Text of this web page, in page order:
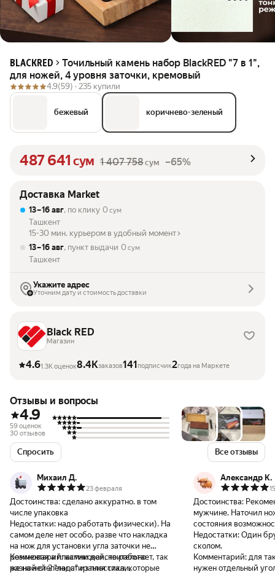
BLACKRED
Точильный камень набор BlackRED "7 в 1",
для ножей, 4 уровня заточки, кремовый
4.9(59) · 235 купили
бежевый коричнево-зеленый
487 641 сум 1 407 758сум –65%
Доставка Market
13 – 16 авг, по клику 0 сум
Ташкент
15-30 мин. курьером в удобный момент
13 – 16 авг, пункт выдачи 0 сум
Ташкент
Укажите адрес
Уточним дату и стоимость доставки
Black RED
Магазин
4.61.3K оценок8.4Kзаказов141подписчик2года на Маркете
Отзывы и вопросы
4.9
59 оценок
30 отзывов
Спросить Все отзывы
Михаил Д.
23 февраля
Достоинства: сделано аккуратно. в том
числе упаковка
Недостатки: надо работать физически). На
самом деле нет особо, разве что накладка
на нож для установки угла заточки не
резиновая а пластиковая, но работает, так
же на ней 2 "лада" из пластика, которые
Комментарий: камни действительно
разной степени стирания стали,
Александр К.
Достоинства:
мужчине. Наточил
состояния
Недостатки: Один
сколом.
Комментарий: для
нужен отдельный